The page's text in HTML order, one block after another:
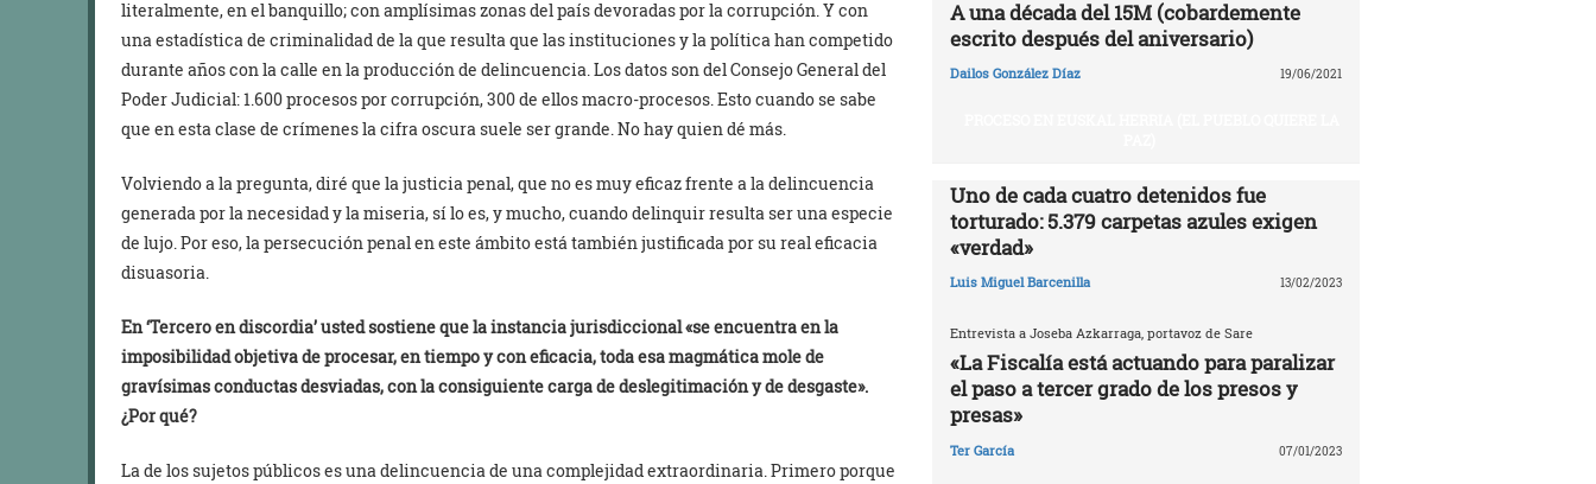
literalmente, en el banquillo; con amplísimas zonas del país devoradas por la corrupción. Y con
una estadística de criminalidad de la que resulta que las instituciones y la política han competido
durante años con la calle en la producción de delincuencia. Los datos son del Consejo General del
Poder Judicial: 1.600 procesos por corrupción, 300 de ellos macro-procesos. Esto cuando se sabe
que en esta clase de crímenes la cifra oscura suele ser grande. No hay quien dé más.
Volviendo a la pregunta, diré que la justicia penal, que no es muy eficaz frente a la delincuencia
generada por la necesidad y la miseria, sí lo es, y mucho, cuando delinquir resulta ser una especie
de lujo. Por eso, la persecución penal en este ámbito está también justificada por su real eficacia
disuasoria.
En ‘Tercero en discordia’usted sostiene que la instancia jurisdiccional «se encuentra en la
imposibilidad objetiva de procesar, en tiempo y con eficacia, toda esa magmática mole de
gravísimas conductas desviadas, con la consiguiente carga de deslegitimación y de desgaste».
¿Por qué?
La de los sujetos públicos es una delincuencia de una complejidad extraordinaria. Primero porque
A una década del 15M (cobardemente
escrito después del aniversario)
Dailos González Díaz 19/06/2021
Uno de cada cuatro detenidos fue
torturado: 5.379 carpetas azules exigen
«verdad»
Luis Miguel Barcenilla 13/02/2023
Entrevista a Joseba Azkarraga, portavoz de Sare
«La Fiscalía está actuando para paralizar
el paso a tercer grado de los presos y
presas»
Ter García 07/01/2023